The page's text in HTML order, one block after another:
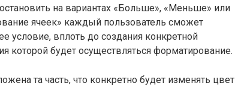
на вариантах «Больше», «Меньше» или
ячеек» каждый пользователь сможет
условие, вплоть до создания конкретной
которой будет осуществляться форматирование.
та часть, что конкретно будет изменять цвет